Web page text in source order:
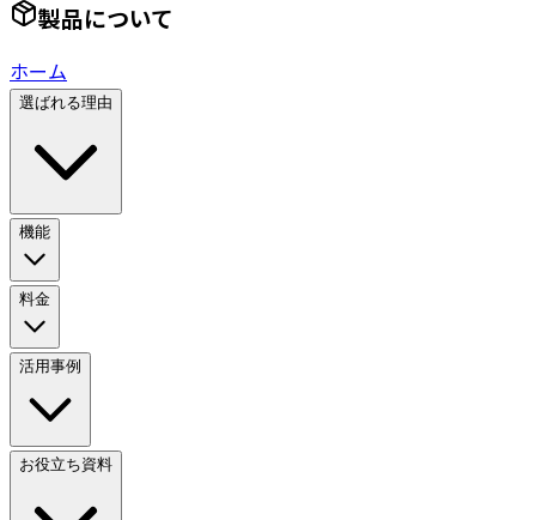
製品について
ホーム
選ばれる理由
機能
料金
活用事例
お役立ち資料